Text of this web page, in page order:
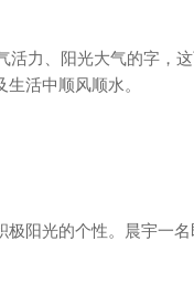
活力、阳光大气的字，
活中顺风顺水。
阳光的个性。晨宇一